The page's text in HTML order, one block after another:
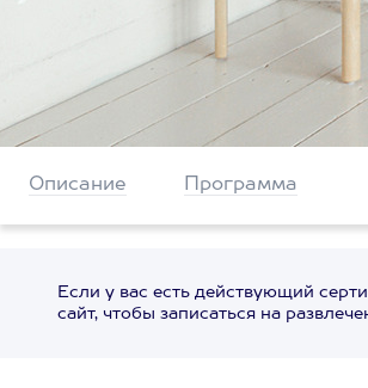
Описание Программа
Если у вас есть действующий
сайт, чтобы записаться на